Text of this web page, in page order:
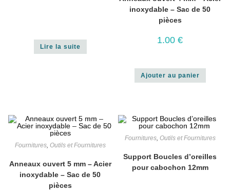
Lire la suite
inoxydable – Sac de 50
pièces
1.00 €
Ajouter au panier
Fournitures, Outils et Fournitures
Anneaux ouvert 5 mm – Acier
inoxydable – Sac de 50
pièces
Fournitures, Outils et Fournitures
Support Boucles d’oreilles
pour cabochon 12mm